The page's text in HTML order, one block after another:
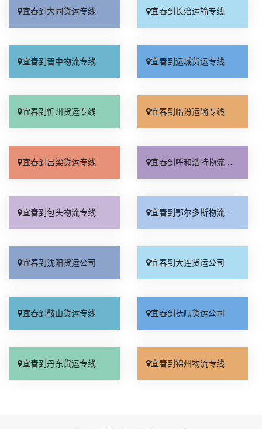
宜春到大同货运专线 宜春到长治运输专线
宜春到晋中物流专线 宜春到运城货运专线
宜春到忻州货运专线 宜春到临汾运输专线
宜春到吕梁货运专线 宜春到呼和浩特物流公司
宜春到包头物流专线 宜春到鄂尔多斯物流公司
宜春到沈阳货运公司 宜春到大连货运公司
宜春到鞍山货运专线 宜春到抚顺货运公司
宜春到丹东货运专线 宜春到锦州物流专线